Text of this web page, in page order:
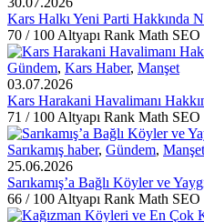
Kars Halkı Yeni Parti Hakkında
70 / 100 Altyapı Rank Math SEO
Gündem, Kars Haber, Manşet
03.07.2026
Kars Harakani Havalimanı
71 / 100 Altyapı Rank Math SEO
Sarıkamış haber, Gündem, Manşet
25.06.2026
Sarıkamış’a Bağlı Köyler ve
66 / 100 Altyapı Rank Math SEO